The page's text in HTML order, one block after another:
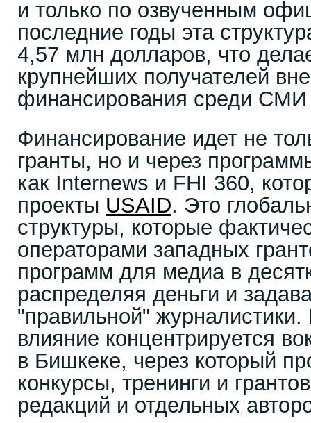
и только по озвученным
последние годы эта
4,57 млн долларов, что
крупнейших получателей
финансирования среди СМИ
Финансирование идет не
гранты, но и через
как Internews и FHI 360,
проекты USAID. Это
структуры, которые
операторами западных
программ для медиа в
распределяя деньги и
"правильной" журналистики.
влияние концентрируется
в Бишкеке, через который
конкурсы, тренинги и
редакций и отдельных